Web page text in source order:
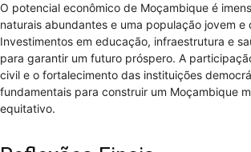
O potencial econômico de Moçambique é
naturais abundantes e uma população jovem e
Investimentos em educação, infraestrutura e
para garantir um futuro próspero. A
civil e o fortalecimento das instituições
fundamentais para construir um Moçambique
equitativo.